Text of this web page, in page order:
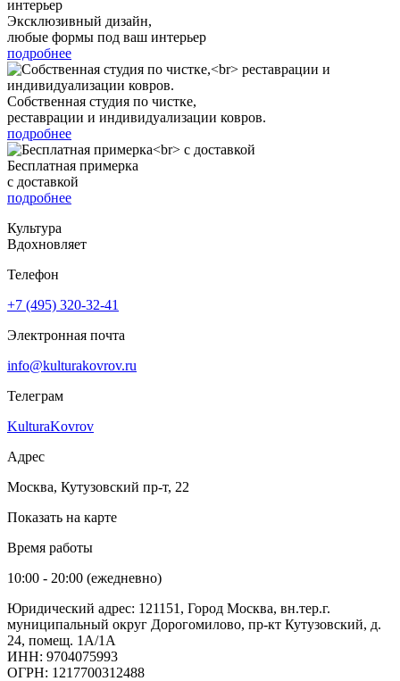
Эксклюзивный дизайн,
любые формы под ваш интерьер
подробнее
Собственная студия по чистке,
реставрации и индивидуализации ковров.
подробнее
Бесплатная примерка
с доставкой
подробнее
Культура
Вдохновляет
Телефон
+7 (495) 320-32-41
Электронная почта
info@kulturakovrov.ru
Телеграм
KulturaKovrov
Адрес
Москва, Кутузовский пр-т, 22
Показать на карте
Время работы
10:00 - 20:00 (ежедневно)
Юридический адрес: 121151, Город Москва, вн.тер.г.
муниципальный округ Дорогомилово, пр-кт Кутузовский, д.
24, помещ. 1А/1А
ИНН: 9704075993
ОГРН: 1217700312488